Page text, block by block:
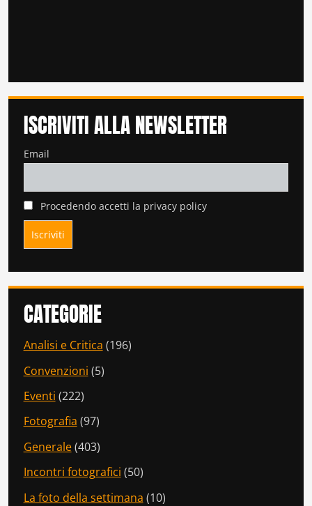
ISCRIVITI ALLA NEWSLETTER
Email
Procedendo accetti la privacy policy
CATEGORIE
Analisi e Critica (196)
Convenzioni (5)
Eventi (222)
Fotografia (97)
Generale(403)
Incontri fotografici (50)
La foto della settimana (10)